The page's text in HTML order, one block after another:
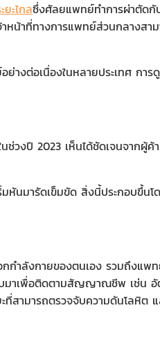
ยะไกลซึ่งศัลยแพทย์ทําการผ่าตัดกั
าหน้าที่ทางการแพทย์ส่วนกลางสา
งต่อเนื่องในหลายประเทศ การ
ช่วงปี 2023 เห็นได้ชัดเจนจากผู้
หันมารัดเข็มขัด สิ่งนี้ประกอบขึ้น
าลังกายของตนเอง รวมถึงแพ
าเพื่อติดตามสัญญาณชีพ เช่น อัต
ามารถตรวจจับความดันโลหิต แ